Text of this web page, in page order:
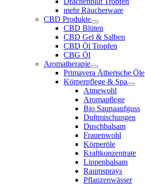
mehr Räucherware
CBD Produkte
CBD Blüten
CBD Gel & Salben
CBD Öl Tropfen
CBG Öl
Aromatherapie
Primavera Ätherische Öle
Körperpflege & Spa
Atmewohl
Aromapflege
Bio Saunaaufguss
Duftmischungen
Duschbalsam
Frauenwohl
Körperöle
Kraftkonzentrate
Lippenbalsam
Raumsprays
Pflanzenwässer